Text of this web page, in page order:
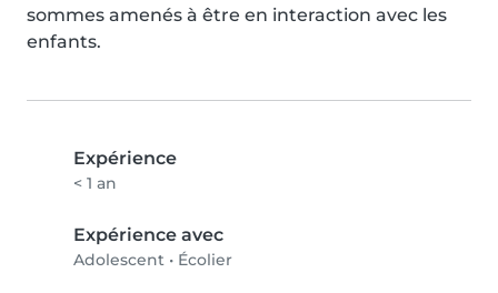
sommes amenés à être en interaction avec les
enfants.
Expérience
< 1 an
Expérience avec
Adolescent • Écolier